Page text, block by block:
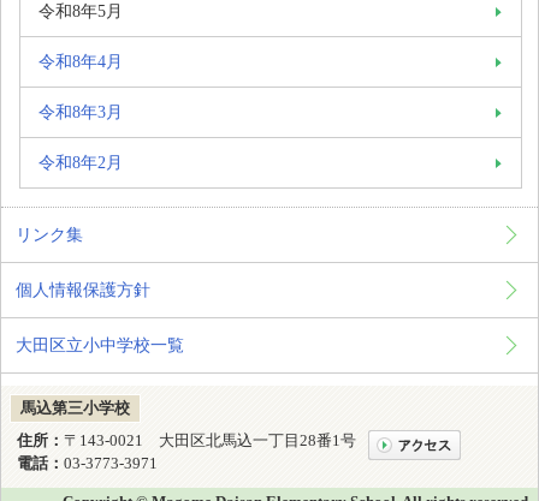
令和8年5月
令和8年4月
令和8年3月
令和8年2月
リンク集
個人情報保護方針
大田区立小中学校一覧
馬込第三小学校
住所： 〒143-0021 大田区北馬込一丁目28番1号
電話： 03-3773-3971